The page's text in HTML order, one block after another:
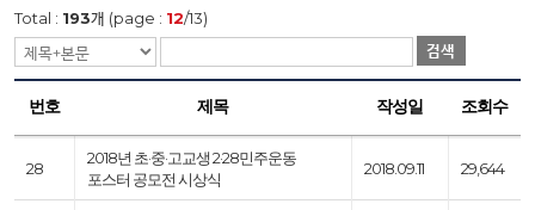
Total : 193개 (page : 12/13)
검색
번호 제목 작성일 조회수
28
2018년 초·중·고교생 2·28민주운동
포스터 공모전 시상식
2018.09.11 29,644